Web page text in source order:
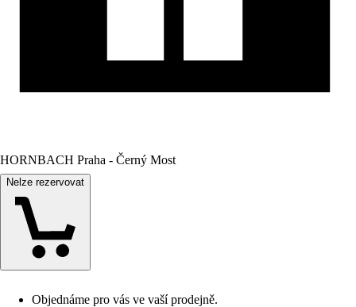
HORNBACH Praha - Černý Most
Nelze rezervovat
Objednáme pro vás ve vaší prodejně.